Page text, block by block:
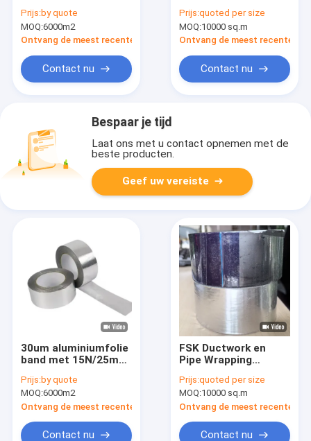
Prijs:by quote
MOQ:6000m2
Ontvang de meest recente Prijs
Contact nu
Prijs:quoted per size
MOQ:10000 sq.m
Ontvang de meest recente
Contact nu
Bespaar je tijd
Laat ons met u contact opnemen met de
beste producten.
Geef uw vereiste
30um aluminiumfolie
band met 15N/25mm
45N/25mm
treksterkte voor
HVAC-verzegeling
Prijs:by quote
MOQ:6000m2
Ontvang de meest recente Prijs
Contact nu
FSK Ductwork en
Pipe Wrapping
aluminiumfolie band
met oplosmiddel
acryllijm
Prijs:quoted per size
MOQ:10000 sq.m
Ontvang de meest recente
Contact nu